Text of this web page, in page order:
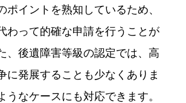
ポイントを熟知しているため、
わって的確な申請を行うことが
、後遺障害等級の認定では、高
に発展することも少なくありま
うなケースにも対応できます。